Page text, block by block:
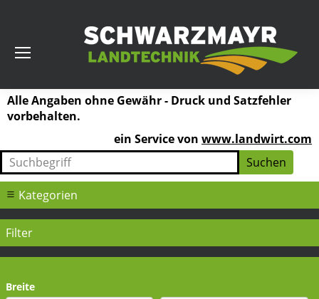
Kategorien
Filter
Breite
Alle Angaben ohne Gewähr - Druck und Satzfehler
vorbehalten.
ein Service von www.landwirt.com